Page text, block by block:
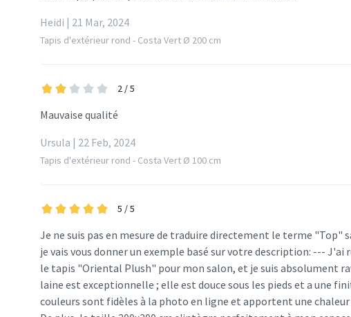
Heidi | 21 Mar, 2024
Tapis d'extérieur rond - Costa Vert Ø 200 cm
2 / 5
Mauvaise qualité
Ursula | 22 Feb, 2024
Tapis d'extérieur rond - Costa Vert Ø 100 cm
5 / 5
Je ne suis pas en mesure de traduire directement le terme "Top"
je vais vous donner un exemple basé sur votre description: --- J'ai
le tapis "Oriental Plush" pour mon salon, et je suis absolument
laine est exceptionnelle ; elle est douce sous les pieds et a une
couleurs sont fidèles à la photo en ligne et apportent une chaleur